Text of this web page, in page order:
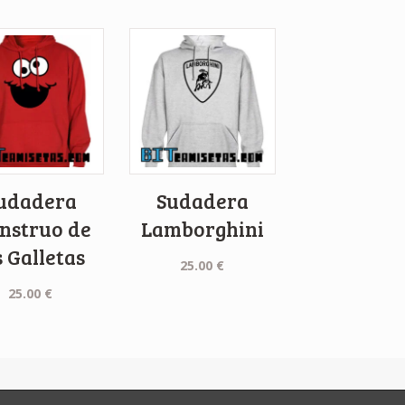
de
Galletas
25.00 €
Sudadera
Lamborghini
25.00 €